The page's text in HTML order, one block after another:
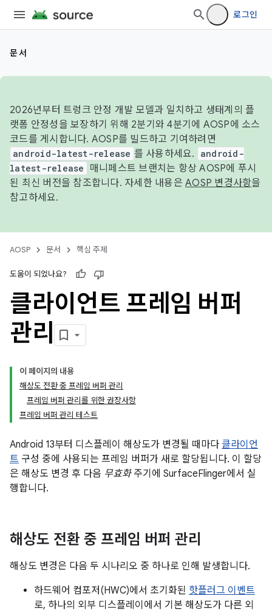
로그인
문서
2026년부터 트렁크 안정 개발 모델과 일치하고 생태계의 플
랫폼 안정성을 보장하기 위해 2분기와 4분기에 AOSP에 소스
코드를 게시합니다. AOSP를 빌드하고 기여하려면
android-latest-release 를 사용하세요.
android-
latest-release
매니페스트 브랜치는 항상 AOSP에 푸시
된 최신 버전을 참조합니다. 자세한 내용은 AOSP 변경사항을
참고하세요.
AOSP 문서 핵심 주제
도움이 되었나요?
클라이언트 프레임 버퍼
관리
이 페이지의 내용
해상도 전환 중 프레임 버퍼 관리
프레임 버퍼 관리를 위한 권장사항
프레임 버퍼 관리 테스트
Android 13부터 디스플레이 해상도가 변경될 때마다 클라이언
트 구성 중에 사용되는 프레임 버퍼가 새로 할당됩니다. 이 할당
은 해상도 변경 후 다음 무효화주기에 SurfaceFlinger에서 실
행합니다.
해상도 전환 중 프레임 버퍼 관리
해상도 변경은 다음 두 시나리오 중 하나로 인해 발생합니다.
하드웨어 컴포저(HWC)에서 초기화된 핫플러그 이벤트
로, 하나의 외부 디스플레이에서 기본 해상도가 다른 외